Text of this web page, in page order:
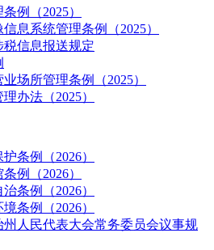
例（2025）
息系统管理条例（2025）
信息报送规定
场所管理条例（2025）
办法（2025）
条例（2026）
例（2026）
条例（2026）
条例（2026）
人民代表大会常务委员会议事规